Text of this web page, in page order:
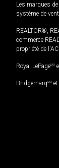
Les marques
système de
REALTOR®,
commerce
propriété de
Royal LePageMD
BridgemarqMD